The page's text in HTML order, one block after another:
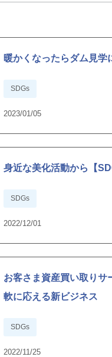
暖かくなったらダム見学
SDGs
2023/01/05
身近な美化活動から【
SDGs
2022/12/01
お客さま資産買い取りサ
軟に応える新ビジネス
SDGs
2022/11/25